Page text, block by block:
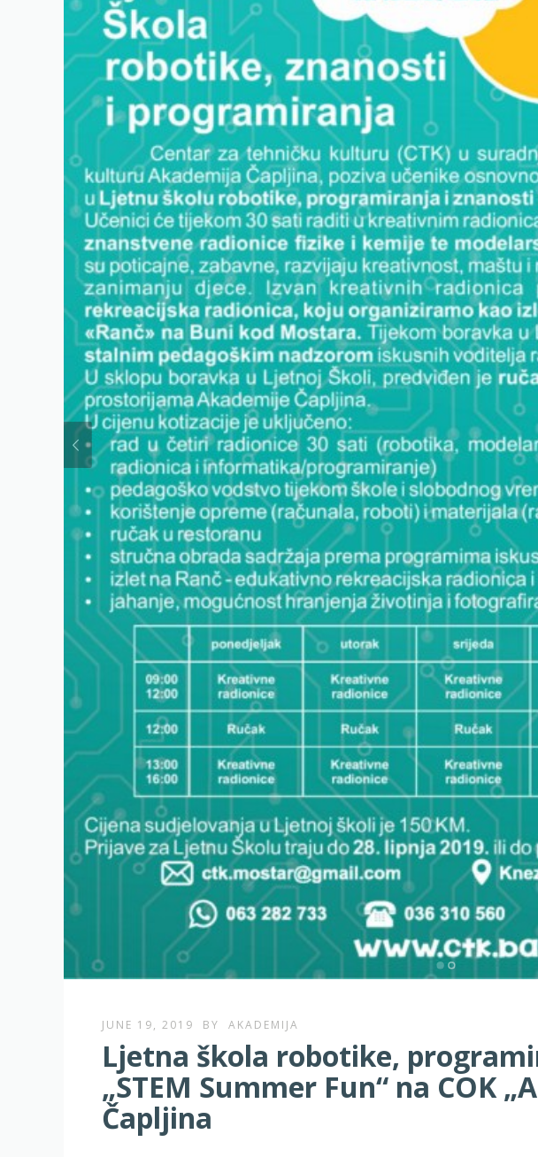
JUNE 19, 2019 BY AKADEMIJA
Ljetna škola robotike,
„STEM Summer Fun“ na COK
Čapljina